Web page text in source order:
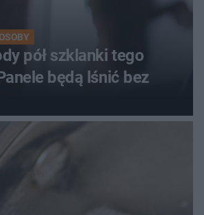
pół szklanki tego
będą lśnić bez